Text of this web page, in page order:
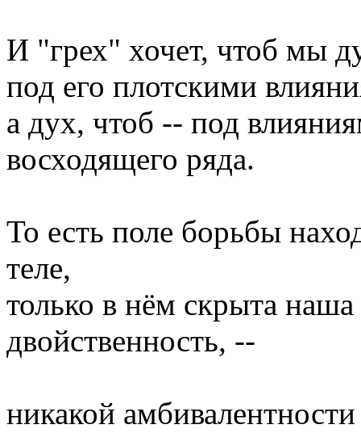
И "грех" хочет, чтоб мы
под его плотскими
а дух, чтоб -- под
восходящего ряда.
То есть поле борьбы
теле,
только в нём скрыта
двойственность, --
никакой